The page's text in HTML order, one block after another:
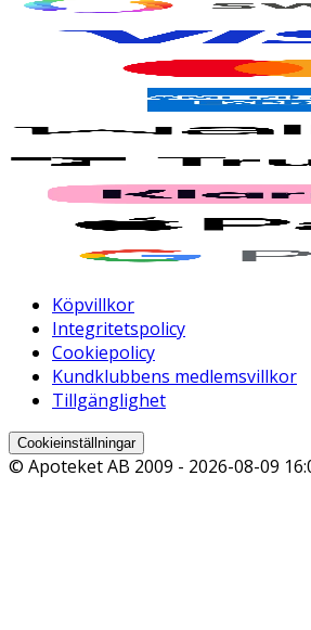
Köpvillkor
Integritetspolicy
Cookiepolicy
Kundklubbens medlemsvillkor
Tillgänglighet
Cookieinställningar
© Apoteket AB 2009 - 2026-08-09